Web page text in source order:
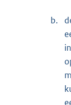
b.